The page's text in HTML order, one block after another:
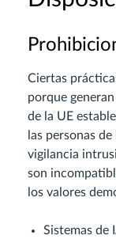
Ciertas
porque generan
de la UE
las personas
vigilancia
son
los valores
Sistemas de